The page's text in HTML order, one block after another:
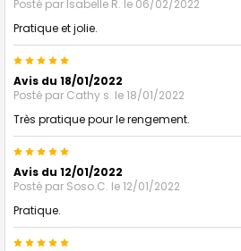
Posté par Isabelle R. le 06/02/2022
Pratique et jolie.
5
Avis du 18/01/2022
Posté par Cathy s. le 18/01/2022
Très pratique pour le rengement.
5
Avis du 12/01/2022
Posté par Soso.C. le 12/01/2022
Pratique.
5